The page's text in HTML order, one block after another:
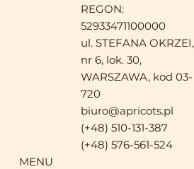
REGON:
52933471100000
ul. STEFANA OKRZEI,
nr 6, lok. 30,
WARSZAWA, kod 03-
720
biuro@apricots.pl
(+48) 510-131-387
(+48) 576-561-524
MENU